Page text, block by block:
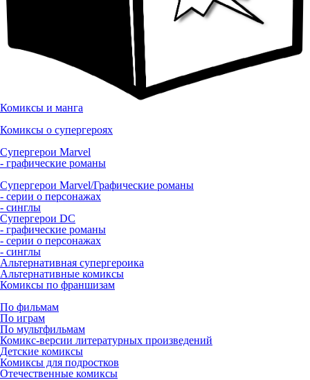
Комиксы и манга
Комиксы о супергероях
Супергерои Marvel
- графические романы
Супергерои Marvel/Графические романы
- серии о персонажах
- синглы
Супергерои DC
- графические романы
- серии о персонажах
- синглы
Альтернативная супергероика
Альтернативные комиксы
Комиксы по франшизам
По фильмам
По играм
По мультфильмам
Комикс-версии литературных произведений
Детские комиксы
Комиксы для подростков
Отечественные комиксы